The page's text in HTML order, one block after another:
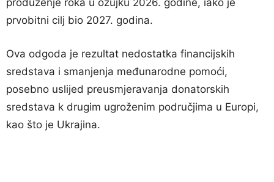
prvobitni cilj bio 2027. godina.
Ova odgoda je rezultat nedostatka financijskih
sredstava i smanjenja međunarodne pomoći,
posebno uslijed preusmjeravanja donatorskih
sredstava k drugim ugroženim područjima u Europi,
kao što je Ukrajina.